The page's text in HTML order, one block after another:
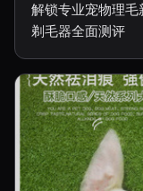
解锁专业宠物理
剃毛器全面测评